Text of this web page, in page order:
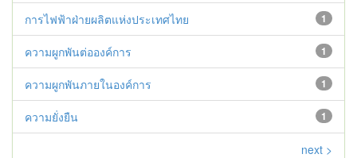
1
การไฟฟ้าฝ่ายผลิตแห่งประเทศไทย
1
ความผูกพันต่อองค์การ
1
ความผูกพันภายในองค์การ
1
ความยั่งยืน
next >